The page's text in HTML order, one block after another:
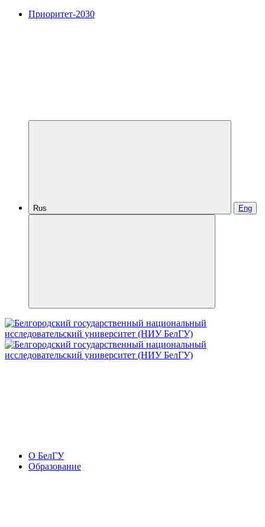
Приоритет-2030
Rus Eng
О БелГУ
Образование